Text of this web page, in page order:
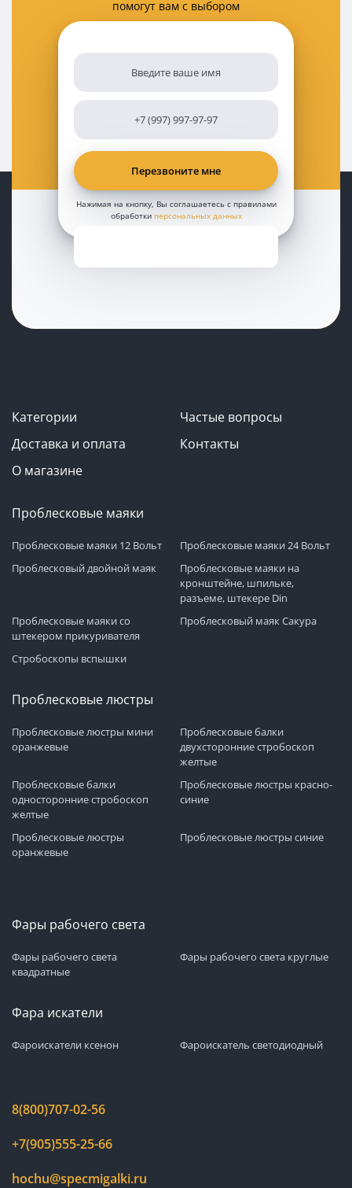
помогут вам с выбором
Нажимая на кнопку, Вы соглашаетесь с правилами
обработки персональных данных
Категории
Частые вопросы
Доставка и оплата
Контакты
О магазине
Проблесковые маяки
Проблесковые маяки 12 Вольт
Проблесковые маяки 24 Вольт
Проблесковый двойной маяк
Проблесковые маяки на
кронштейне, шпильке,
разъеме, штекере Din
Проблесковые маяки со
штекером прикуривателя
Проблесковый маяк Сакура
Стробоскопы вспышки
Проблесковые люстры
Проблесковые люстры мини
оранжевые
Проблесковые балки
двухсторонние стробоскоп
желтые
Проблесковые балки
односторонние стробоскоп
желтые
Проблесковые люстры красно-
синие
Проблесковые люстры
оранжевые
Проблесковые люстры синие
Фары рабочего света
Фары рабочего света
квадратные
Фары рабочего света круглые
Фара искатели
Фароискатели ксенон Фароискатель светодиодный
8(800)707-02-56
+7(905)555-25-66
hochu@specmigalki.ru